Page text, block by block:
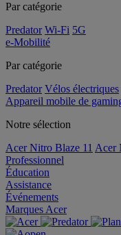
Par catégorie
Predator Wi-Fi 5G
e-Mobilité
Par catégorie
Predator Vélos électriques
Appareil mobile de
Notre sélection
Acer Nitro Blaze 11 Acer
Professionnel
Éducation
Assistance
Événements
Marques Acer